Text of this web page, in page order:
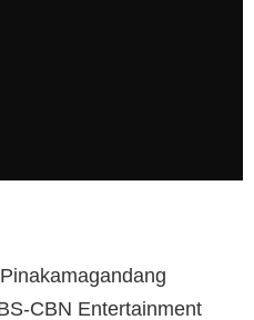
CBN Entertainment